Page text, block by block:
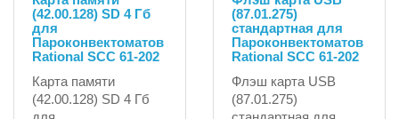
(42.00.128) SD 4 Гб
для
Пароконвектоматов
Rational SCC 61-202
Карта памяти
(42.00.128) SD 4 Гб
(87.01.275)
стандартная для
Пароконвектоматов
Rational SCC 61-202
Флэш карта USB
(87.01.275)